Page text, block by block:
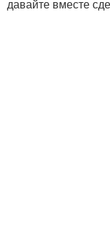
давайте вместе